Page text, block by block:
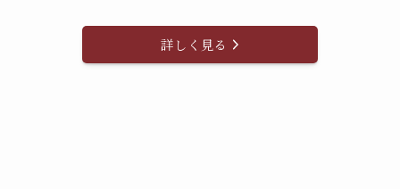
詳しく見る